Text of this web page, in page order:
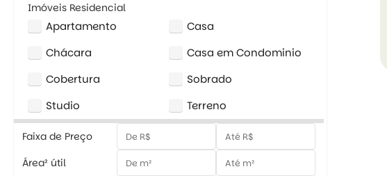
Imóveis Residencial
Apartamento
Casa
Chácara
Casa em Condominio
Cobertura
Sobrado
Studio
Terreno
Faixa de Preço
Área² útil